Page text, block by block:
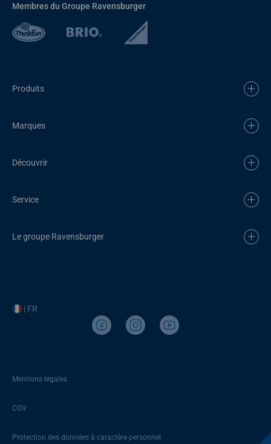
Membres du Groupe Ravensburger
Produits
Marques
Découvrir
Service
Le groupe Ravensburger
| FR
Mentions légales
CGV
Protection des données à caractère personnel